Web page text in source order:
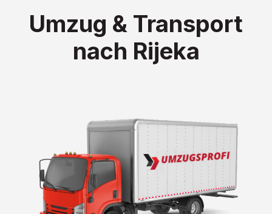
Umzug & Transport
nach Rijeka